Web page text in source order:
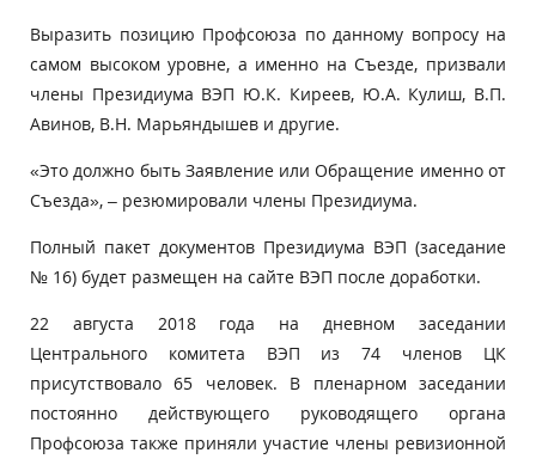
Выразить позицию Профсоюза по данному вопросу на
самом высоком уровне, а именно на Съезде, призвали
члены Президиума ВЭП Ю.К. Киреев, Ю.А. Кулиш, В.П.
Авинов, В.Н. Марьяндышев и другие.
«Это должно быть Заявление или Обращение именно от
Съезда», – резюмировали члены Президиума.
Полный пакет документов Президиума ВЭП (заседание
№ 16) будет размещен на сайте ВЭП после доработки.
22 августа 2018 года на дневном заседании
Центрального комитета ВЭП из 74 членов ЦК
присутствовало 65 человек. В пленарном заседании
постоянно действующего руководящего органа
Профсоюза также приняли участие члены ревизионной